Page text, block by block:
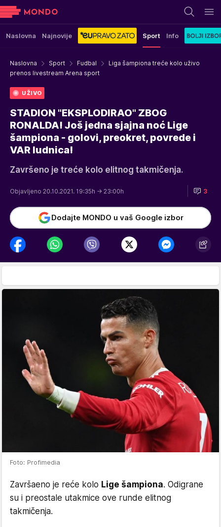
Naslovna Najnovije Sport Info
Naslovna Sport Fudbal
Liga šampiona treće kolo uživo
prenos livestream Arena sport
UŽIVO
STADION "EKSPLODIRAO" ZBOG
RONALDA! Još jedna sjajna noć Lige
šampiona - golovi, preokret, povrede i
VAR ludnica!
Završeno je treće kolo elitnog takmičenja.
Objavljeno 20.10.2021. 19:35h → 23:00h 3
Dodajte MONDO u vaš Google izbor
Foto: Profimedia
Završaeno je reće kolo Lige šampiona. Odigrane
su i preostale utakmice ove runde elitnog
takmičenja.